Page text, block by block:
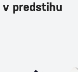
v predstihu